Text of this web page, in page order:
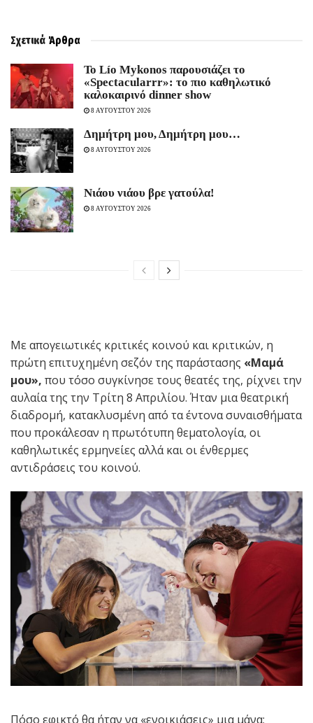
Σχετικά Άρθρα
Το Lío Mykonos παρουσιάζει το
«Spectacularrr»: το πιο καθηλωτικό
καλοκαιρινό dinner show
8 ΑΥΓΟΥΣΤΟΥ 2026
Δημήτρη μου, Δημήτρη μου…
8 ΑΥΓΟΥΣΤΟΥ 2026
Νιάου νιάου βρε γατούλα!
8 ΑΥΓΟΥΣΤΟΥ 2026
Mε απογειωτικές κριτικές κοινού και κριτικών, η
πρώτη επιτυχημένη σεζόν της παράστασης «Μαμά
μου», που τόσο συγκίνησε τους θεατές της, ρίχνει την
αυλαία της την Τρίτη 8 Απριλίου. Ήταν μια θεατρική
διαδρομή, κατακλυσμένη από τα έντονα συναισθήματα
που προκάλεσαν η πρωτότυπη θεματολογία, οι
καθηλωτικές ερμηνείες αλλά και οι ένθερμες
αντιδράσεις του κοινού.
Πόσο εφικτό θα ήταν να «ενοικιάσεις» μια μάνα;